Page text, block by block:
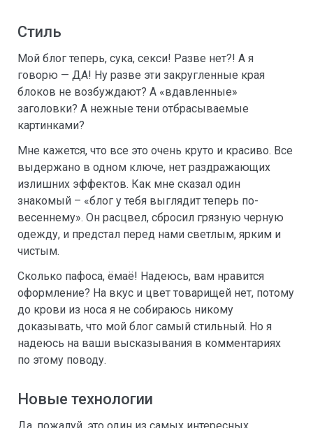
Стиль
Мой блог теперь, сука, секси! Разве нет?! А я
говорю — ДА! Ну разве эти закругленные края
блоков не возбуждают? А «вдавленные»
заголовки? А нежные тени отбрасываемые
картинками?
Мне кажется, что все это очень круто и красиво. Все
выдержано в одном ключе, нет раздражающих
излишних эффектов. Как мне сказал один
знакомый – «блог у тебя выглядит теперь по-
весеннему». Он расцвел, сбросил грязную черную
одежду, и предстал перед нами светлым, ярким и
чистым.
Сколько пафоса, ёмаё! Надеюсь, вам нравится
оформление? На вкус и цвет товарищей нет, потому
до крови из носа я не собираюсь никому
доказывать, что мой блог самый стильный. Но я
надеюсь на ваши высказывания в комментариях
по этому поводу.
Новые технологии